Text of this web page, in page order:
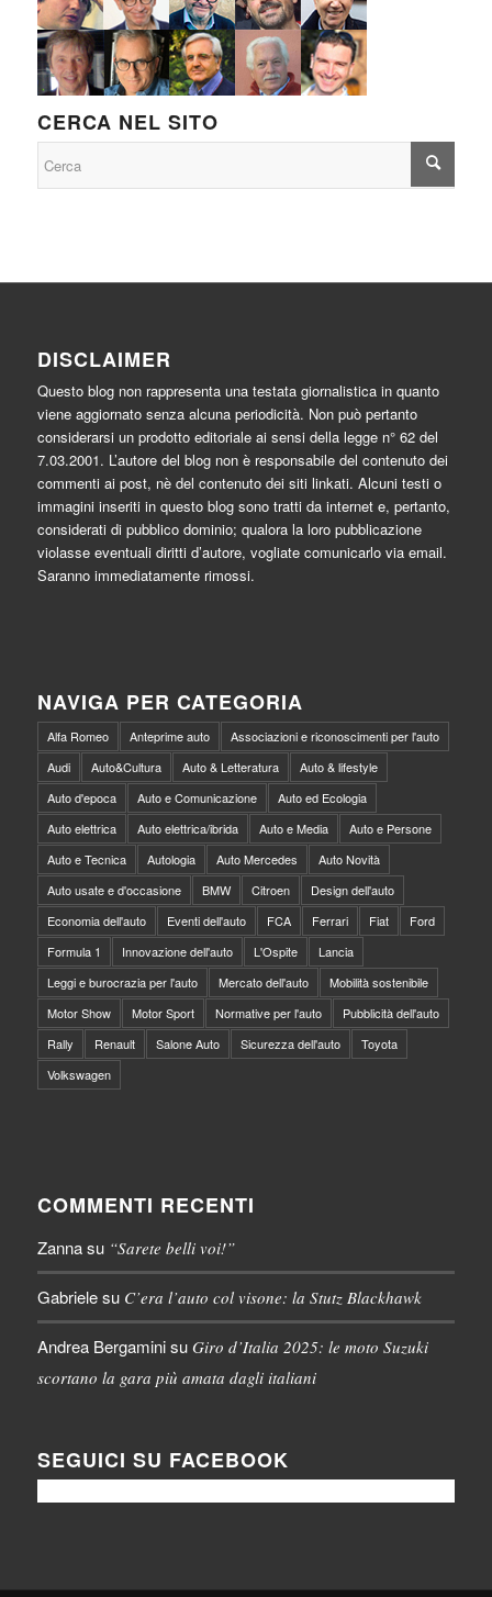
CERCA NEL SITO
DISCLAIMER
Questo blog non rappresenta una testata giornalistica in quanto
viene aggiornato senza alcuna periodicità. Non può pertanto
considerarsi un prodotto editoriale ai sensi della legge n° 62 del
7.03.2001. L’autore del blog non è responsabile del contenuto dei
commenti ai post, nè del contenuto dei siti linkati. Alcuni testi o
immagini inseriti in questo blog sono tratti da internet e, pertanto,
considerati di pubblico dominio; qualora la loro pubblicazione
violasse eventuali diritti d’autore, vogliate comunicarlo via email.
Saranno immediatamente rimossi.
NAVIGA PER CATEGORIA
Alfa Romeo Anteprime auto
Associazioni e riconoscimenti per l'auto
Audi
Auto&Cultura Auto & Letteratura
Auto & lifestyle
Auto d'epoca
Auto e Comunicazione
Auto ed Ecologia
Auto elettrica
Auto elettrica/ibrida Auto e Media
Auto e Persone
Auto e Tecnica
Autologia Auto Mercedes
Auto Novità
Auto usate e d'occasione
BMW Citroen
Design dell'auto
Economia dell'auto
Eventi dell'auto FCA Ferrari Fiat
Ford
Formula 1
Innovazione dell'auto L'Ospite
Lancia
Leggi e burocrazia per l'auto
Mercato dell'auto
Mobilità sostenibile
Motor Show
Motor Sport Normative per l'auto
Pubblicità dell'auto
Rally
Renault Salone Auto Sicurezza dell'auto
Toyota
Volkswagen
COMMENTI RECENTI
Zannasu “Sarete belli voi!”
Gabrielesu C’era l’auto col visone: la Stutz Blackhawk
Andrea Bergaminisu Giro d’Italia 2025: le moto Suzuki
scortano la gara più amata dagli italiani
SEGUICI SU FACEBOOK